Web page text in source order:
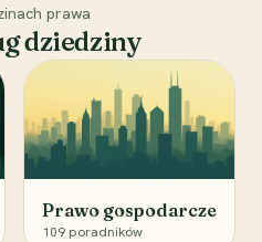
prawa
dziedziny
Prawo gospodarcze
109 poradników